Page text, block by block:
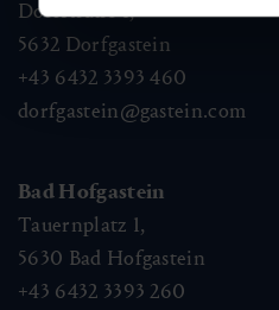
Dorfstraße 1,
5632 Dorfgastein
+43 6432 3393 460
dorfgastein@gastein.com
Bad Hofgastein
Tauernplatz 1,
5630 Bad Hofgastein
+43 6432 3393 260